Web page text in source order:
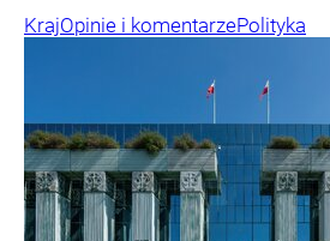
KrajOpinie i komentarzePolityka